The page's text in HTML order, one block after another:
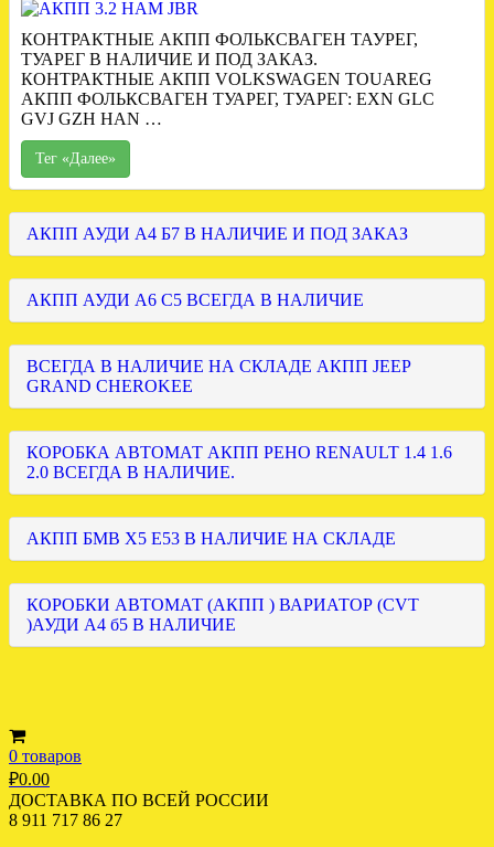
КОНТРАКТНЫЕ АКПП ФОЛЬКСВАГЕН ТАУРЕГ,
ТУАРЕГ В НАЛИЧИЕ И ПОД ЗАКАЗ.
КОНТРАКТНЫЕ АКПП VOLKSWAGEN TOUAREG
АКПП ФОЛЬКСВАГЕН ТУАРЕГ, ТУАРЕГ: EXN GLC
GVJ GZH HAN …
Тег «Далее»
АКПП АУДИ А4 Б7 В НАЛИЧИЕ И ПОД ЗАКАЗ
АКПП АУДИ А6 С5 ВСЕГДА В НАЛИЧИЕ
ВСЕГДА В НАЛИЧИЕ НА СКЛАДЕ АКПП JEEP
GRAND CHEROKEE
КОРОБКА АВТОМАТ АКПП РЕНО RENAULT 1.4 1.6
2.0 ВСЕГДА В НАЛИЧИЕ.
АКПП БМВ Х5 Е53 В НАЛИЧИЕ НА СКЛАДЕ
КОРОБКИ АВТОМАТ (АКПП ) ВАРИАТОР (CVT
)АУДИ А4 б5 В НАЛИЧИЕ
0 товаров
₽0.00
ДОСТАВКА ПО ВСЕЙ РОССИИ
8 911 717 86 27